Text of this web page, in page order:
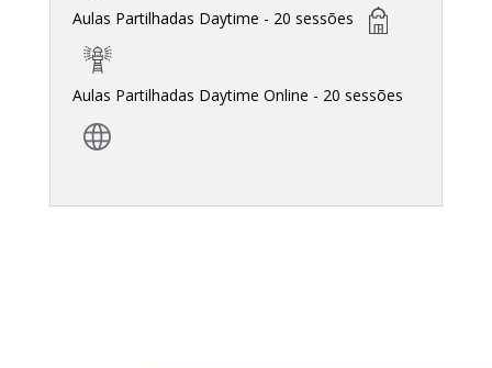
Aulas Partilhadas Daytime - 20 sessões
Aulas Partilhadas Daytime Online - 20 sessões